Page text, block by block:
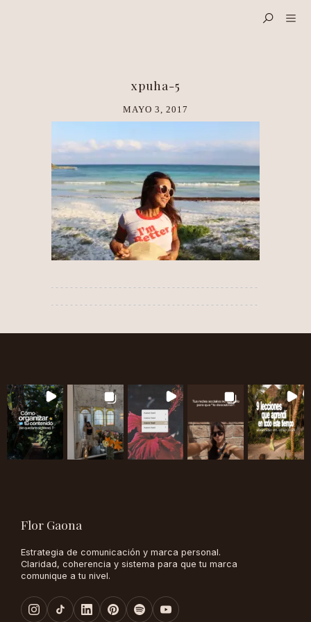
xpuha-5
MAYO 3, 2017
Flor Gaona
Estrategia de comunicación y marca personal.
Claridad, coherencia y sistema para que tu marca
comunique a tu nivel.